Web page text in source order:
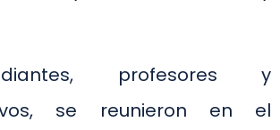
profesores y
se reunieron en el